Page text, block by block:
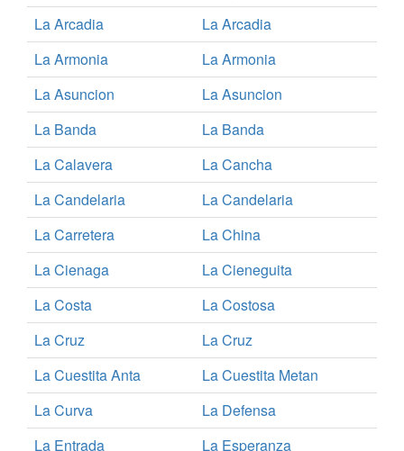
La Arcadia
La Arcadia
La Armonia
La Armonia
La Asuncion
La Asuncion
La Banda
La Banda
La Calavera
La Cancha
La Candelaria
La Candelaria
La Carretera
La China
La Cienaga
La Cieneguita
La Costa
La Costosa
La Cruz
La Cruz
La Cuestita Anta
La Cuestita Metan
La Curva
La Defensa
La Entrada
La Esperanza